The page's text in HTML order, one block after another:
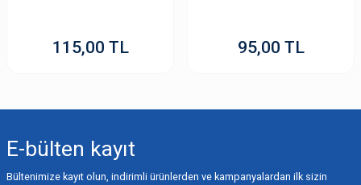
115,00 TL 95,00 TL
E-bülten kayıt
Bültenimize kayıt olun, indirimli ürünlerden ve kampanyalardan ilk sizin